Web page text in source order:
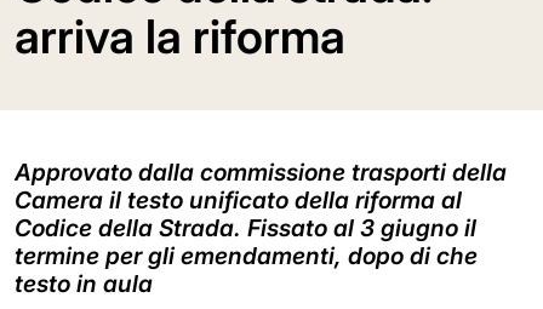
arriva la riforma
Approvato dalla commissione trasporti della
Camera il testo unificato della riforma al
Codice della Strada. Fissato al 3 giugno il
termine per gli emendamenti, dopo di che
testo in aula